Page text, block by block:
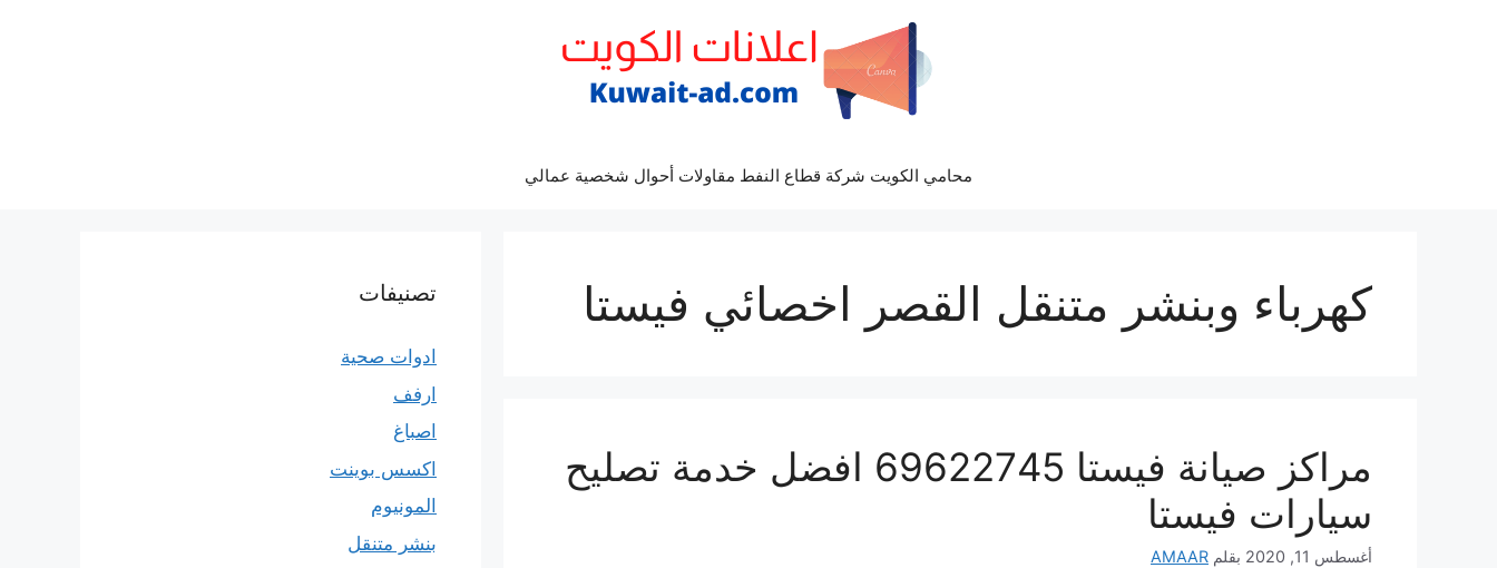
محامي الكويت شركة قطاع النفط مقاولات أحوال شخصية عمالي
كهرباء وبنشر متنقل القصر اخصائي فيستا
مراكز صيانة فيستا 69622745 افضل خدمة تصليح
سيارات فيستا
أغسطس 11, 2020 بقلم AMAAR
تصنيفات
ادوات صحية
ارفف
اصباغ
اكسس بوينت
المونيوم
بنشر متنقل